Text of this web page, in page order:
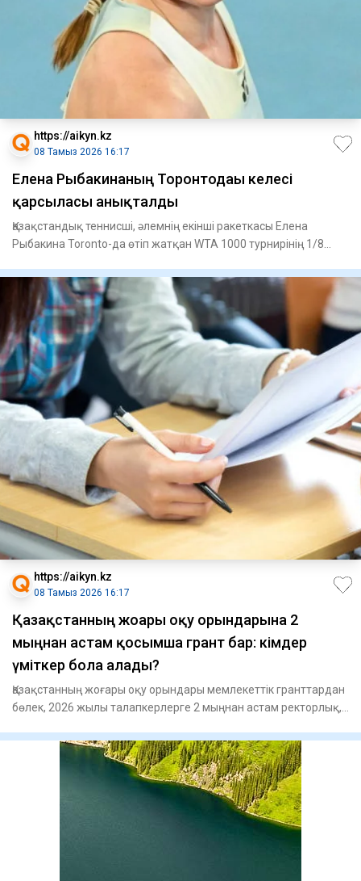
https://aikyn.kz
08 Тамыз 2026 16:17
Елена Рыбакинаның Торонтодағы келесі
қарсыласы анықталды
Қазақстандық теннисші, әлемнің екінші ракеткасы Елена
Рыбакина Toronto-да өтіп жатқан WTA 1000 турнирінің 1/8
https://aikyn.kz
08 Тамыз 2026 16:17
Қазақстанның жоғары оқу орындарына 2
мыңнан астам қосымша грант бар: кімдер
үміткер бола алады?
Қазақстанның жоғары оқу орындары мемлекеттік гранттардан
бөлек, 2026 жылы талапкерлерге 2 мыңнан астам ректорлық,